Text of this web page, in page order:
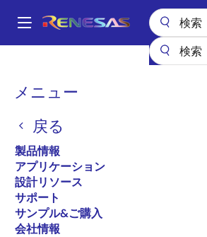
ン
Main
メニュー
戻る
製品情報
アプリケーション
設計リソース
サポート
サンプル&ご購入
会社情報
パ
く
ず
ソフトウェアとドライバ
SVNet, Deep
Embedded
STRADVISION
ソフトウェアパッケージ